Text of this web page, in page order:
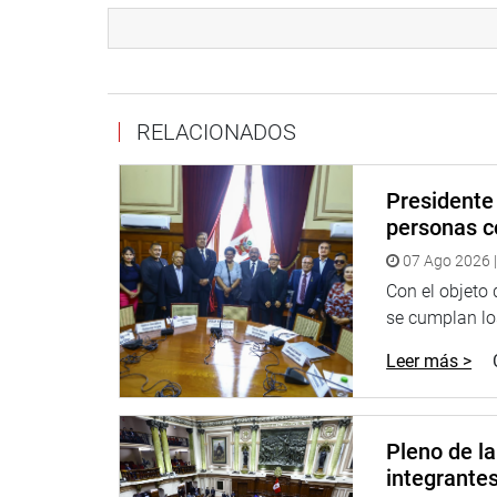
http://www.congreso.gob.pe/
Twitter:https://twitter.com/congresoperu
Youtube:http://www.youtube.com/congresoperu
RELACIONADOS
personas
07 Ago 2026
Con el objeto
se cumplan
Leer más >
Pleno de